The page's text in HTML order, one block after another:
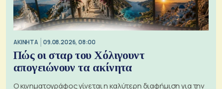
ΑΚΙΝΗΤΑ 09.08.2026, 08:00
Πώς οι σταρ του Χόλιγουντ
απογειώνουν τα ακίνητα
Ο κινηματογράφος γίνεται η καλύτερη διαφήμιση για την